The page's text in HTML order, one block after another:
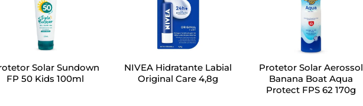
Solar Sundown
FP 50 Kids 100ml
NIVEA Hidratante Labial
Original Care 4,8g
Protetor Solar Aerossol
Banana Boat Aqua
Protect FPS 62 170g
8º
biscoito